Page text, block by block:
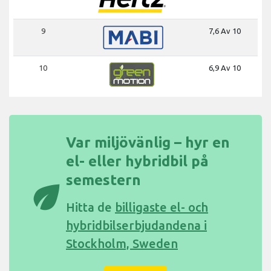
9 7,6 Av 10
10 6,9 Av 10
eco
Var miljövänlig – hyr en
el- eller hybridbil på
semestern
Hitta de billigaste el- och
hybridbilserbjudandena i
Stockholm, Sweden